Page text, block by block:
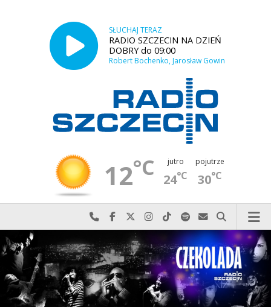
SŁUCHAJ TERAZ
RADIO SZCZECIN NA DZIEŃ
DOBRY do 09:00
Robert Bochenko, Jarosław Gowin
12°C jutro
24°C
pojutrze
30°C
Najlepiej po prostu do nas zadzwoń
Odwiedź nas na Facebook-u
Odwiedź nas na X
Odwiedź nas na Instagram-ie
Odwiedź nas na TikTok-u
Szukaj nas na Spotify
Wyślij do nas
Szukaj